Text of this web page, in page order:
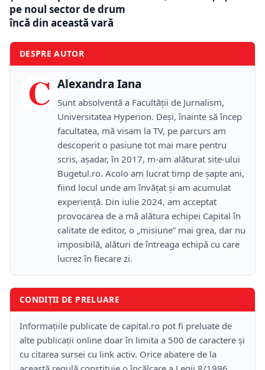
pe noul sector de drum
încă din această vară
DESPRE AUTOR
C Alexandra Iana
Sunt absolventă a Facultății de Jurnalism,
Universitatea Hyperion. Deși, înainte să încep
facultatea, mă visam la TV, pe parcurs am
descoperit o pasiune tot mai mare pentru
scris, așadar, în 2017, m-am alăturat site-ului
Bugetul.ro. Acolo am lucrat timp de șapte ani,
fiind locul unde am învățat și am acumulat
experiență. Din iulie 2024, am acceptat
provocarea de a mă alătura echipei Capital în
calitate de editor, o „misiune” mai grea, dar nu
imposibilă, alături de întreaga echipă cu care
lucrez în fiecare zi.
CONDIȚII DE PRELUARE
Informațiile publicate de capital.ro pot fi preluate de
alte publicații online doar în limita a 500 de caractere și
cu citarea sursei cu link activ. Orice abatere de la